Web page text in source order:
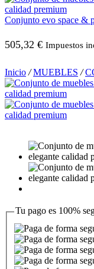
Conjunto evo space &
505,32 € Impuestos
Inicio / MUEBLES /
Tu pago es 100%